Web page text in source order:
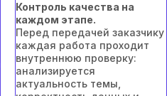
Контроль качества на
каждом этапе.
Перед передачей заказчику
каждая работа проходит
внутреннюю проверку:
анализируется
актуальность темы,